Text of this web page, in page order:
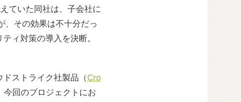
ていた同社は、子会社に
、その効果は不十分だっ
ィ対策の導入を決断。
ストライク社製品（Cro
今回のプロジェクトにお